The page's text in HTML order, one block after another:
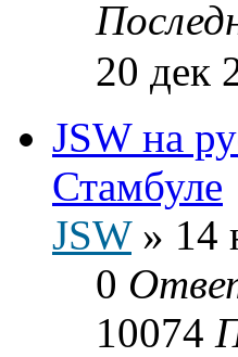
20 дек
JSW на
Стамбуле
JSW» 14
0
10074